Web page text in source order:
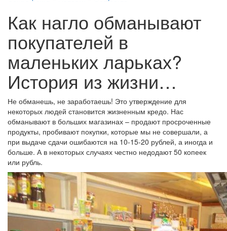
Как нагло обманывают
покупателей в
маленьких ларьках?
История из жизни…
Не обманешь, не заработаешь! Это утверждение для
некоторых людей становится жизненным кредо. Нас
обманывают в больших магазинах – продают просроченные
продукты, пробивают покупки, которые мы не совершали, а
при выдаче сдачи ошибаются на 10-15-20 рублей, а иногда и
больше. А в некоторых случаях честно недодают 50 копеек
или рубль.